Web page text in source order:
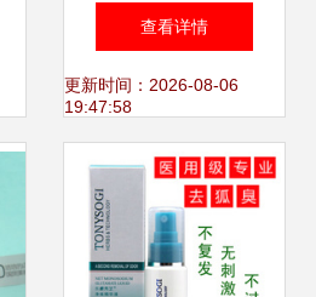
分析 会不会直接遗
传给下一代？
查看详情
更新时间：2026-08-06
19:47:58